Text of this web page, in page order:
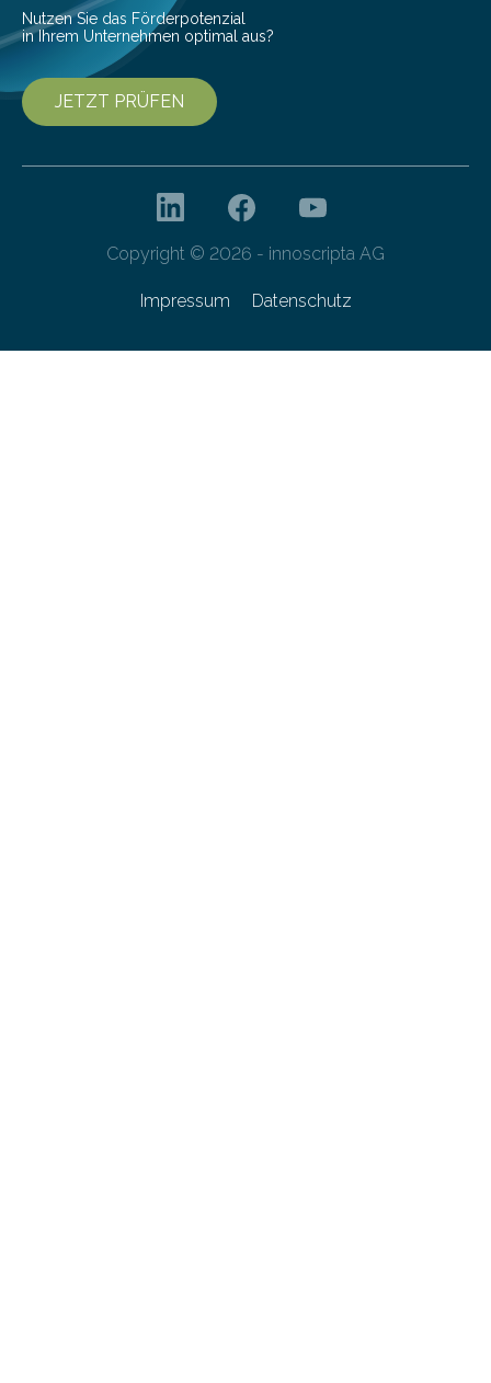
Nutzen Sie das Förderpotenzial
in Ihrem Unternehmen optimal aus?
JETZT PRÜFEN
Copyright © 2026 - innoscripta AG
Impressum Datenschutz